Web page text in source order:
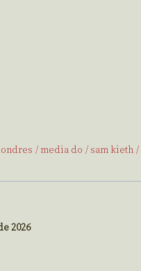
media do sam kieth
2026